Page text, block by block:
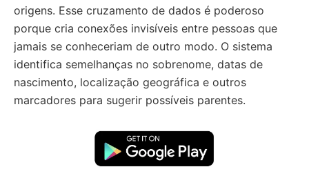
origens. Esse cruzamento de dados é poderoso
porque cria conexões invisíveis entre pessoas que
jamais se conheceriam de outro modo. O sistema
identifica semelhanças no sobrenome, datas de
nascimento, localização geográfica e outros
marcadores para sugerir possíveis parentes.